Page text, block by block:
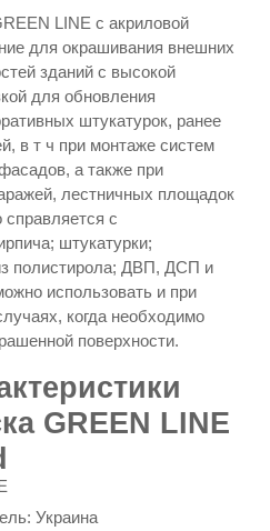
LINE с акриловой
для окрашивания внешних
зданий с высокой
для обновления
штукатурок, ранее
в т ч при монтаже систем
а также при
лестничных площадок
справляется с
штукатурки;
полистирола; ДВП, ДСП и
использовать и при
когда необходимо
поверхности.
GREEN LINE
Украина